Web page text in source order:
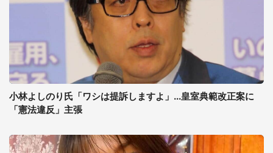
小林よしのり氏「ワシは提訴しますよ」...皇室典範改正案に
「憲法違反」主張